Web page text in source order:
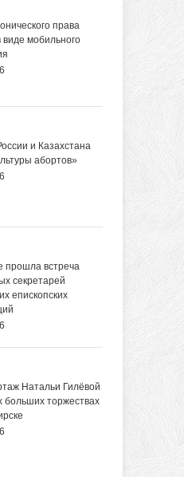
права
виде мобильного
и Казахстана
абортов»
прошла встреча
секретарей
епископских
Натальи Гилёвой
больших торжествах